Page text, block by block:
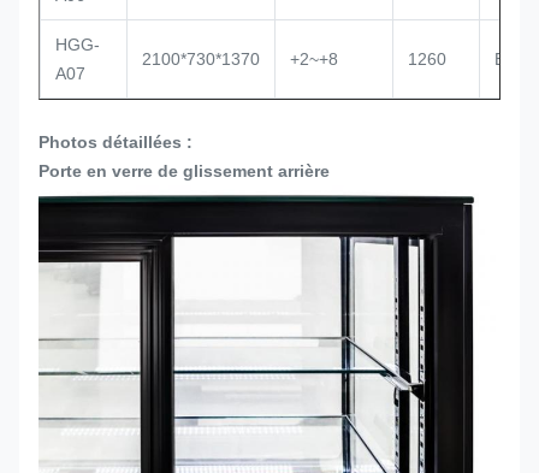
HGG-
A07
2100*730*1370 +2~+8 1260
Photos détaillées :
Porte en verre de glissement arrière